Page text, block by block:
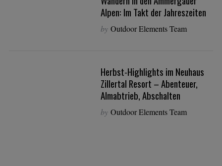
Alpen: Im Takt der Jahreszeiten
by Outdoor Elements Team
Herbst-Highlights im Neuhaus
Zillertal Resort – Abenteuer,
Almabtrieb, Abschalten
by Outdoor Elements Team